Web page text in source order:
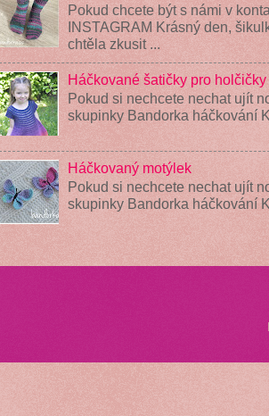
Pokud chcete být s námi v
INSTAGRAM Krásný den,
chtěla zkusit ...
Háčkované šatičky pro holčičky
Pokud si nechcete nechat ujít
skupinky Bandorka háčkování
Háčkovaný motýlek
Pokud si nechcete nechat ujít
skupinky Bandorka háčkování